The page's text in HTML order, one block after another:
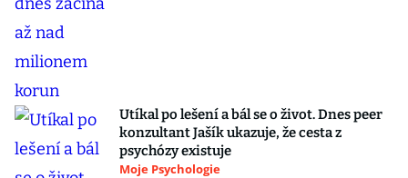
Utíkal po lešení a bál se o život. Dnes peer
konzultant Jašík ukazuje, že cesta z
psychózy existuje
Moje Psychologie